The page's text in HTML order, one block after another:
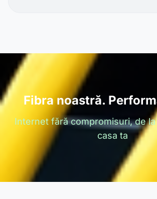
Fibra noastră.
Internet fără compromisuri, de
casa ta